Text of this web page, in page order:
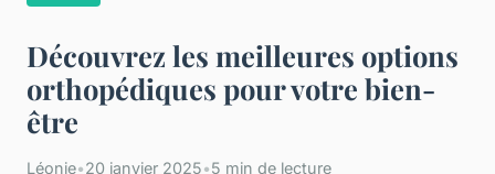
Découvrez les meilleures options
orthopédiques pour votre bien-
être
Léonie•20 janvier 2025•5 min de lecture